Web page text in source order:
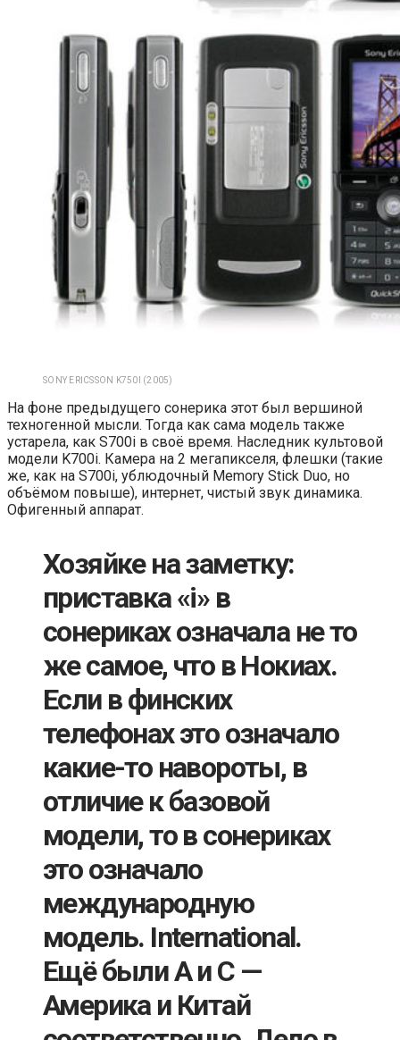
SONY ERICSSON K750I (2005)
На фоне предыдущего сонерика этот был вершиной
техногенной мысли. Тогда как сама модель также
устарела, как S700i в своё время. Наследник культовой
модели K700i. Камера на 2 мегапикселя, флешки (такие
же, как на S700i, ублюдочный Memory Stick Duo, но
объёмом повыше), интернет, чистый звук динамика.
Офигенный аппарат.
Хозяйке на заметку:
приставка «i» в
сонериках означала не то
же самое, что в Нокиах.
Если в финских
телефонах это означало
какие-то навороты, в
отличие к базовой
модели, то в сонериках
это означало
международную
модель. International.
Ещё были A и C —
Америка и Китай